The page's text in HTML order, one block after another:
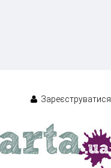
Зареєструватися